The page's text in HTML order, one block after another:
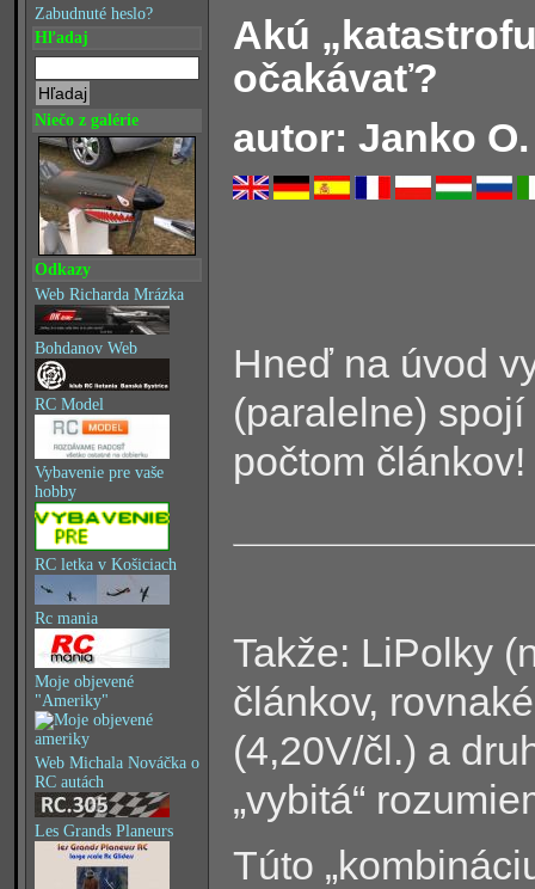
Zabudnuté heslo?
Hľadaj
Niečo z galérie
Odkazy
Web Richarda Mrázka
Bohdanov Web
RC Model
Vybavenie pre vaše
hobby
RC letka v Košiciach
Rc mania
Moje objevené
"Ameriky"
Web Michala Nováčka o
RC autách
Les Grands Planeurs
Akú
očakávať?
autor: Janko O.
Hneď na úvod
(paralelne)
počtom článkov!
Takže: LiPolky
článkov,
(4,20V/čl.) a
„vybitá“
Túto